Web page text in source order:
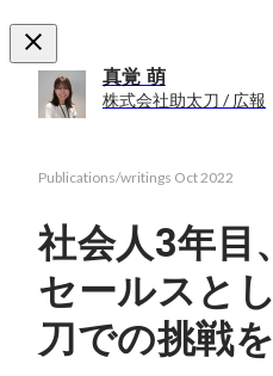
真覚 萌
株式会社助太刀 / 広報
Publications/writings Oct 2022
社会人3年目
セールスと
刀での挑戦